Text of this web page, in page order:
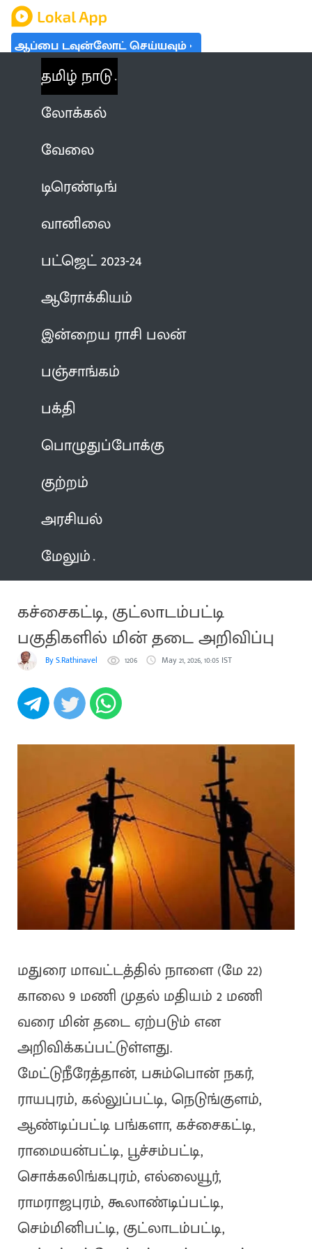
ஆப்பை டவுன்லோட் செய்யவும்
தமிழ் நாடு
லோக்கல்
வேலை
டிரெண்டிங்
வானிலை
பட்ஜெட் 2023-24
ஆரோக்கியம்
இன்றைய ராசி பலன்
பஞ்சாங்கம்
பக்தி
பொழுதுப்போக்கு
குற்றம்
அரசியல்
மேலும்
கச்சைகட்டி, குட்லாடம்பட்டி
பகுதிகளில் மின் தடை அறிவிப்பு
By S.Rathinavel 1206 May 21, 2026, 10:05 IST
மதுரை மாவட்டத்தில் நாளை (மே 22)
காலை 9 மணி முதல் மதியம் 2 மணி
வரை மின் தடை ஏற்படும் என
அறிவிக்கப்பட்டுள்ளது.
மேட்டுநீரேத்தான், பசும்பொன் நகர்,
ராயபுரம், கல்லுப்பட்டி, நெடுங்குளம்,
ஆண்டிப்பட்டி பங்களா, கச்சைகட்டி,
ராமையன்பட்டி, பூச்சம்பட்டி,
சொக்கலிங்கபுரம், எல்லையூர்,
ராமராஜபுரம், கூலாண்டிப்பட்டி,
செம்மினிபட்டி, குட்லாடம்பட்டி,